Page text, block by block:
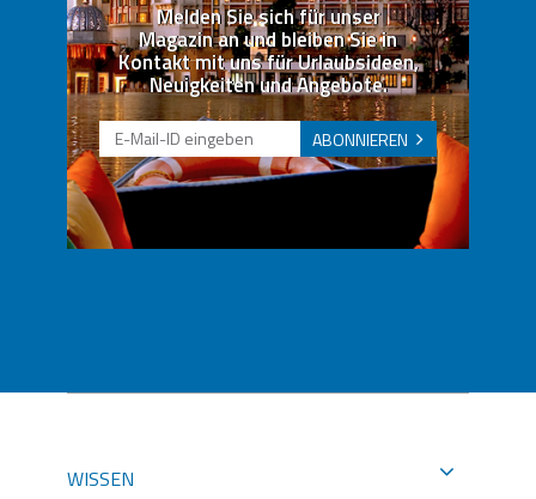
Melden Sie sich für unser
Magazin an und bleiben Sie in
Kontakt mit uns für Urlaubsideen,
Neuigkeiten und Angebote.
ABONNIEREN
WISSEN